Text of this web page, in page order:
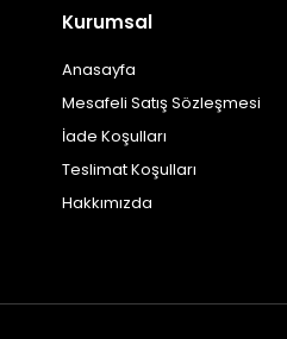
Kurumsal
Anasayfa
Mesafeli Satış Sözleşmesi
İade Koşulları
Teslimat Koşulları
Hakkımızda